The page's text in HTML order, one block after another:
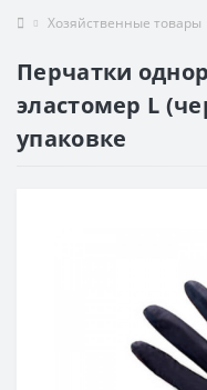
Хозяйственные товары
Перчатки
эластомер L
упаковке